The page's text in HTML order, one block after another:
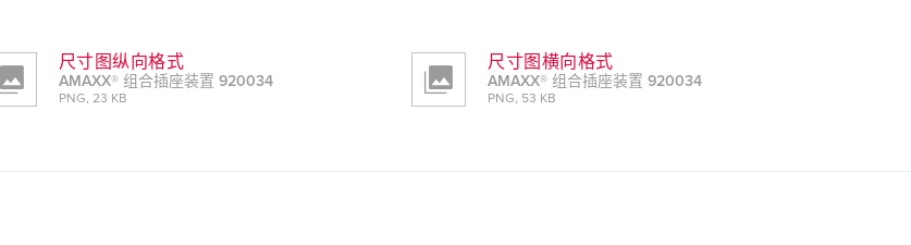
尺寸图纵向格式
AMAXX® 组合插座装置 920034
PNG, 23 KB
尺寸图横向格式
AMAXX® 组合插座装置 920034
PNG, 53 KB